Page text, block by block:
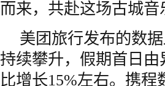
而来，共赴这场古城音
美团旅行发布的数
持续攀升，假期首日
比增长15%左右。携